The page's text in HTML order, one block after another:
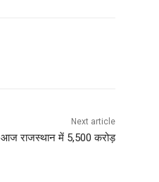
Next article
राजस्थान में 5,500 करोड़